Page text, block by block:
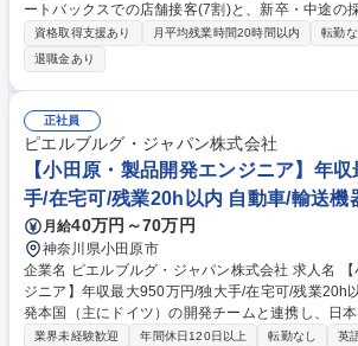
ートバックスでの店舗接客(7割)と、新卒・中途の
割)を並行して担当します。接客経験を活かし、現
える人事へと一歩ずつキャリアチェンジが可能です。 東米子・松江・
も・日吉津のいずれかの店舗でカー用品の接客販
がら、同時に人事業務(3割)にも携わります。人事
運営サポート、採用資料の作成、求職者からの問い
タート。現場のリアルな楽しさややりがいを一番
採用活動に関わるため、未経験からでも説得力の
ける面白さがあります。 募集職種 【接客×人事】オートバックスの接客
+採用補助/人事未経験可/接客経験歓迎
資格取得支援あり 月平均残業時間20時間以内 転勤な
退職金あり
正社員
ピエルブルグ・ジャパン株式会社
【小田原・製品開発エンジニア】年
手/在宅可/残業20h以内 自動車/輸送機
月給40万円～70万円
神奈川県小田原市
企業名 ピエルブルグ・ジャパン株式会社 求人名 【小田原・製品開発エン
ジニア】年収最大950万円/独大手/在宅可/残業20h以内 仕事の内容
発本国（主にドイツ）の開発チームと連携し、日
を合致させる開発をリードします。熱マネジメン
業界未経験歓迎 年間休日120日以上 転勤なし 英